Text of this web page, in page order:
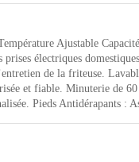
Ajustable
électriques
de la friteuse.
et fiable. Minuterie de
Pieds Antidérapants :